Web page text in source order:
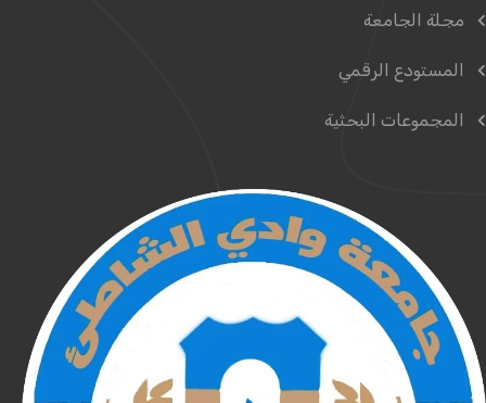
مجلة الجامعة
المستودع الرقمي
المجموعات البحثية